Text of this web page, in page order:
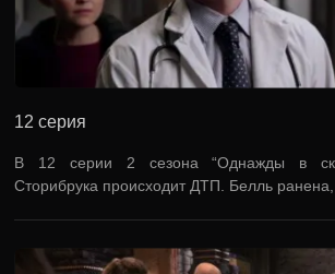
12 серия
В 12 серии 2 сезона “Однажды в
Сторибрука происходит ДТП. Белль